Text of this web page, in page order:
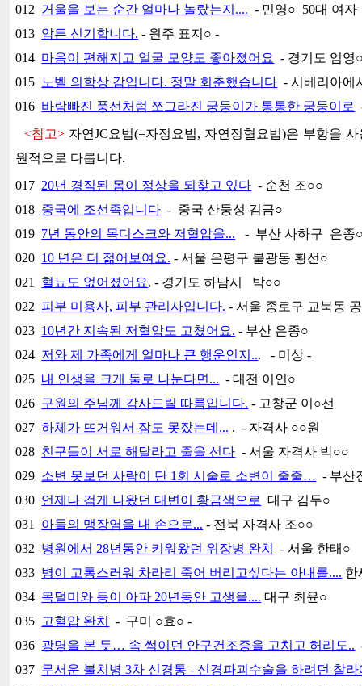
012 거울을 보는 순간 얼마나 놀랐는지.... - 민영○ 50대 여자
013 암튼 신기합니다. - 원주 표지○ -
014 마음이 편해지고 얼굴 모양도 좋아졌어요 - 경기도 엄영
015 노벨 의학상 감입니다. 정말 회춘했습니다 - 시베리아에
016 바람빠진 풍선처럼 쪼그라진 궁둥이가 통통한 궁둥이로
<참고> 자연JC요법(=자정요법, 자연정혈요법)은 부항을
원적으로 다릅니다.
01720년 경직된 몸이 정상을 되찾고 있다 - 순천 조○○
018 중국에 조선족입니다 - 중국 산둥성 김금○
019 7년 동안의 목디스크와 저혈압을... - 부산 사하구 은종
020 10 년은 더 젊어보여요. - 서울 은평구 불광동 황선○
021 혈뇨도 없어졌어요. - 경기도 하남시 박○○
022 피부 미용사, 피부 관리사입니다. - 서울 종로구 교북동
023 10년간 지속된 저혈압도 고쳤어요. - 부산 은종○
024 저와 제 가족에게 얼마나 큰 행운인지... - 미상 -
025 내 인생을 크게 둘로 나눈다면... - 대전 이인○
026 구원의 주님께 감사드릴 따름입니다. - 고창군 이○선
027하체가 뜨거워서 잠도 못잤는데... . - 자격사 ○○원
028 친구들이 서로 해달라고 줄을 선다 - 서울 자격사 박○○
029 소변 못보던 사람이 단 1회 시술로 소변이 줄줄… - 부산
030 언제나 검게 나왔던 대변이 황금색으로 대구 김두○
031 아들의 맹장염을 내 손으로... - 전북 자격사 조○○
032 병원에서 28년동안 키워왔던 위장병 완치
- 서울 한태○
033 병이 고통스러워 차라리 죽어 버리고싶다는 아내를.... 한
034 목덜미와 등이 아파 20년동안 고생을.... 대구 최윤○
035 고혈압 완치
- 구미 ○효○ -
036 광명을 본 듯… 속 썩이던 안구건조증을 고치고 허리도..
037 무서운 불치병 3차 신경통 - 신경파괴수술을 하려던 찰라